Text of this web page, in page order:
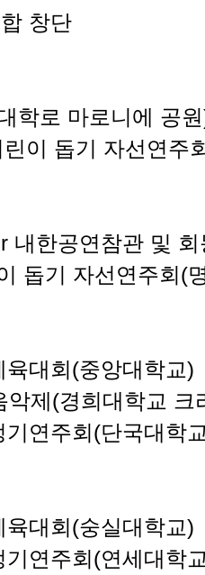
창단
학로 마로니에 공
이 돕기 자선연주
내한공연참관 및
돕기 자선연주회(
대회(중앙대학교)
악제(경희대학교 크
연주회(단국대학
대회(숭실대학교)
연주회(연세대학